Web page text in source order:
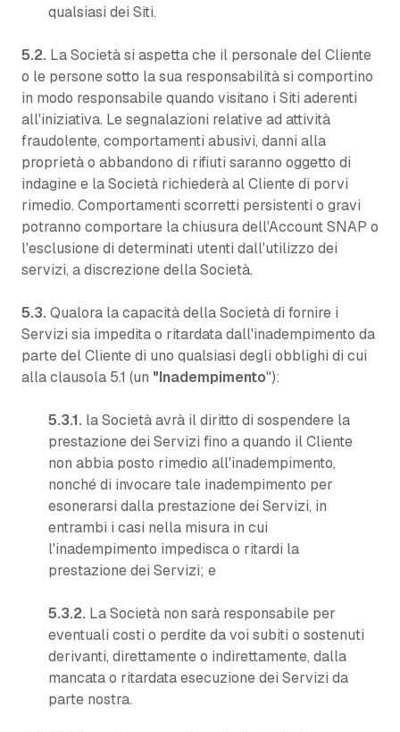
qualsiasi dei Siti.
5.2. La Società si aspetta che il personale del Cliente
o le persone sotto la sua responsabilità si comportino
in modo responsabile quando visitano i Siti aderenti
all'iniziativa. Le segnalazioni relative ad attività
fraudolente, comportamenti abusivi, danni alla
proprietà o abbandono di rifiuti saranno oggetto di
indagine e la Società richiederà al Cliente di porvi
rimedio. Comportamenti scorretti persistenti o gravi
potranno comportare la chiusura dell'Account SNAP o
l'esclusione di determinati utenti dall'utilizzo dei
servizi, a discrezione della Società.
5.3. Qualora la capacità della Società di fornire i
Servizi sia impedita o ritardata dall'inadempimento da
parte del Cliente di uno qualsiasi degli obblighi di cui
alla clausola 5.1 (un "Inadempimento"):
5.3.1. la Società avrà il diritto di sospendere la
prestazione dei Servizi fino a quando il Cliente
non abbia posto rimedio all'inadempimento,
nonché di invocare tale inadempimento per
esonerarsi dalla prestazione dei Servizi, in
entrambi i casi nella misura in cui
l'inadempimento impedisca o ritardi la
prestazione dei Servizi; e
5.3.2. La Società non sarà responsabile per
eventuali costi o perdite da voi subiti o sostenuti
derivanti, direttamente o indirettamente, dalla
mancata o ritardata esecuzione dei Servizi da
parte nostra.